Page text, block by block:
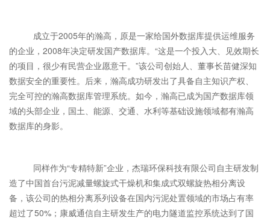
成立于2005年的瀚高，原是一家给国外数据库提供运维服务
的企业，2008年决定研发国产数据库。“这是一个投入大、见效期长
的项目，很少有民营企业愿意干。”该公司创始人、董事长苗健深知
数据安全的重要性。后来，瀚高成功研发出了具备自主知识产权、
完全可控的瀚高数据库管理系统。如今，瀚高已成为国产数据库领
域的头部企业，国土、能源、交通、水利等基础设施领域都有瀚高
数据库的身影。
同样作为“专精特新”企业，杰瑞环保科技有限公司自主研发制
造了中国首台污泥减量螺旋式干燥机和集成式双螺旋热相分离设
备，该公司的热相分离系列设备在国内污泥处置领域的市场占有率
超过了50%；康威通信自主研发生产的电力隧道监控系统达到了国